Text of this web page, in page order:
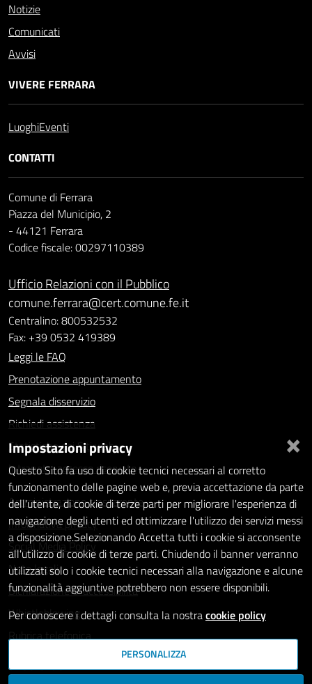
Notizie
Comunicati
Avvisi
VIVERE FERRARA
LuoghiEventi
CONTATTI
Comune di Ferrara
Piazza del Municipio, 2
- 44121 Ferrara
Codice fiscale: 00297110389
Ufficio Relazioni con il Pubblico
comune.ferrara@cert.comune.fe.it
Centralino: 800532532
Fax: +39 0532 419389
Leggi le FAQ
Prenotazione appuntamento
Segnala disservizio
Richiedi assistenza
Statistiche dei Siti web
Intranet - accesso riservato
Amministrazione trasparente
Informativa privacy
Social Media Policy
Note legali
Dichiarazione di accessibilità
Whistleblowing
Rubrica telefonica
SEGUICI SU
×
Impostazioni privacy
Questo Sito fa uso di cookie tecnici necessari al corretto
funzionamento delle pagine web e, previa accettazione da parte
dell'utente, di cookie di terze parti per migliorare l'esperienza di
navigazione degli utenti ed ottimizzare l'utilizzo dei servizi messi
a disposizione.Selezionando Accetta tutti i cookie si acconsente
all'utilizzo di cookie di terze parti. Chiudendo il banner verranno
utilizzati solo i cookie tecnici necessari alla navigazione e alcune
funzionalità aggiuntive potrebbero non essere disponibili.
Per conoscere i dettagli consulta la nostracookie policy
PERSONALIZZA